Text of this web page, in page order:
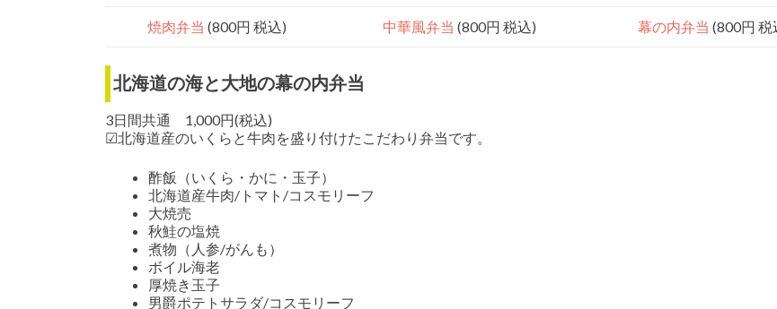
焼肉弁当 (800円 税込) 中華風弁当 (800円 税込) 幕の内弁当 (800円 税
北海道の海と大地の幕の内弁当
3日間共通 1,000円(税込)
☑北海道産のいくらと牛肉を盛り付けたこだわり弁当です。
酢飯（いくら・かに・玉子）
北海道産牛肉/トマト/コスモリーフ
大焼売
秋鮭の塩焼
煮物（人参/がんも）
ボイル海老
厚焼き玉子
男爵ポテトサラダ/コスモリーフ